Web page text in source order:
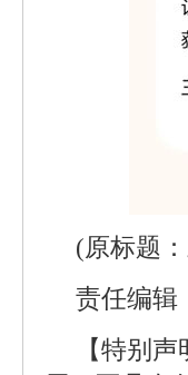
(原标题
责任编辑
【特别